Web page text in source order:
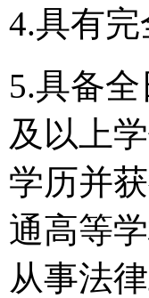
4.具有
5.具备
及以上
学历并
通高等
从事法